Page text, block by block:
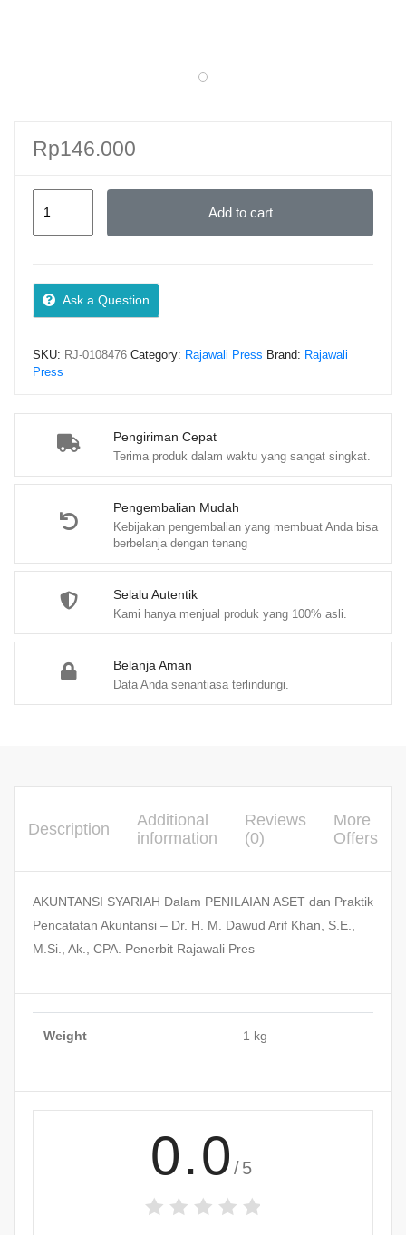
Pengiriman Cepat
Terima produk dalam waktu yang sangat singkat.
Pengembalian Mudah
Kebijakan pengembalian yang membuat Anda bisa
berbelanja dengan tenang
Selalu Autentik
Kami hanya menjual produk yang 100% asli.
Belanja Aman
Data Anda senantiasa terlindungi.
Rp146.000
ASET
dan
Pencatatan
–
M.
M.Si.,
quantity
Add to cart
Ask a Question
SKU: RJ-0108476 Category: Rajawali Press Brand: Rajawali
Press
Description
Additional
information
Reviews
(0)
More
Offers
AKUNTANSI SYARIAH Dalam PENILAIAN ASET dan Praktik
Pencatatan Akuntansi – Dr. H. M. Dawud Arif Khan, S.E.,
M.Si., Ak., CPA. Penerbit Rajawali Pres
Weight 1 kg
0.0 /5